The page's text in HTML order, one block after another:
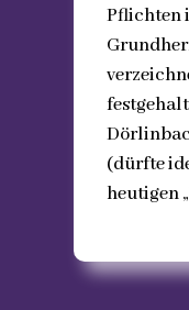
Pflichten
(dürfte
heutigen